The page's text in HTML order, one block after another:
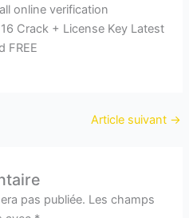
online verification
Crack + License Key Latest
FREE
Article suivant →
pas publiée. Les champs